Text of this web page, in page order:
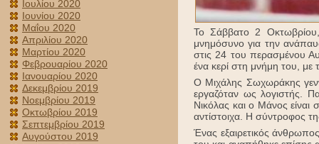
Ιουλίου 2020
Ιουνίου 2020
Μαΐου 2020
Απριλίου 2020
Μαρτίου 2020
Φεβρουαρίου 2020
Ιανουαρίου 2020
Δεκεμβρίου 2019
Νοεμβρίου 2019
Οκτωβρίου 2019
Σεπτεμβρίου 2019
Αυγούστου 2019
Το Σάββατο 2
μνημόσυνο για την
στις 24 του περασμένου
ένα κερί στη μνήμη του, με
Ο Μιχάλης Σωχωράκης
εργαζόταν ως λογιστής.
Νικόλας και ο Μάνος
αντίστοιχα. Η σύντροφος
Ένας εξαιρετικός